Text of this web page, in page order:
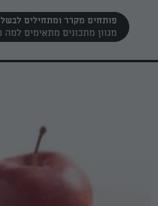
פותחים מקרר ומתחילים לבשל